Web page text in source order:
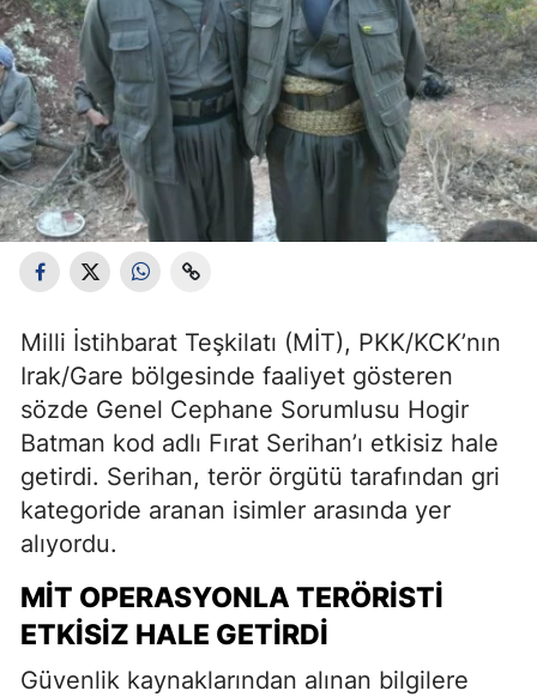
Milli İstihbarat Teşkilatı (MİT), PKK/KCK’nın
Irak/Gare bölgesinde faaliyet gösteren
sözde Genel Cephane Sorumlusu Hogir
Batman kod adlı Fırat Serihan’ı etkisiz hale
getirdi. Serihan, terör örgütü tarafından gri
kategoride aranan isimler arasında yer
alıyordu.
MİT OPERASYONLA TERÖRISTI
ETKISIZ HALE GETIRDI
Güvenlik kaynaklarından alınan bilgilere